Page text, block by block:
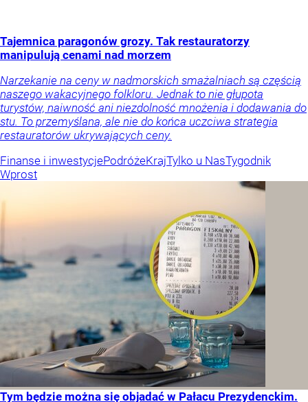
Tajemnica paragonów grozy. Tak restauratorzy
manipulują cenami nad morzem
Narzekanie na ceny w nadmorskich smażalniach są częścią
naszego wakacyjnego folkloru. Jednak to nie głupota
turystów, naiwność ani niezdolność mnożenia i dodawania do
stu. To przemyślana, ale nie do końca uczciwa strategia
restauratorów ukrywających ceny.
Finanse i inwestycjePodróżeKrajTylko u NasTygodnik
Wprost
Tym będzie można się objadać w Pałacu Prezydenckim.